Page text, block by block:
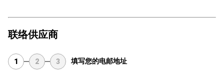
联络供应商
1 2 3 填写您的电邮地址